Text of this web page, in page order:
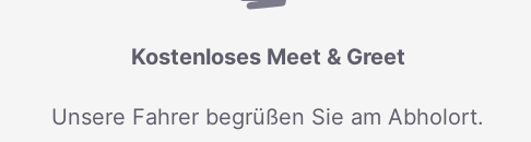
Kostenloses Meet & Greet
Unsere Fahrer begrüßen Sie am Abholort.